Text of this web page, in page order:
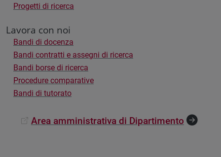
Progetti di ricerca
Lavora con noi
Bandi di docenza
Bandi contratti e assegni di ricerca
Bandi borse di ricerca
Procedure comparative
Bandi di tutorato
Area amministrativa di Dipartimento